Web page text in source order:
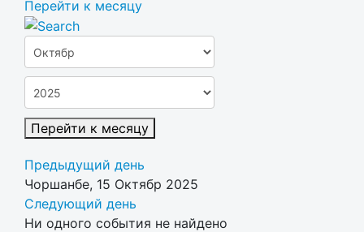
Перейти к месяцу
Перейти к месяцу
Предыдущий день
Чоршанбе, 15 Октябр 2025
Следующий день
Ни одного события не найдено